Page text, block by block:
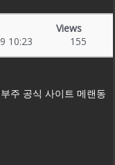
10:23
Views
155
주 공식 사이트 메랜동